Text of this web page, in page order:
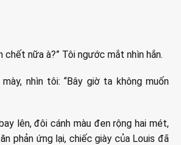
chết nữa à?” Tôi ngước mắt nhìn hắn.
mày, nhìn tôi: “Bây giờ ta không muốn
lên, đôi cánh màu đen rộng hai mét,
phản ứng lại, chiếc giày của Louis đã